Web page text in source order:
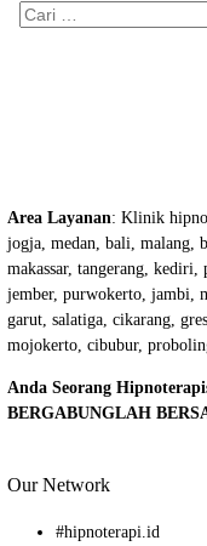
Cari
Area Layanan: Klinik
jogja, medan, bali, malang,
makassar, tangerang, kediri,
jember, purwokerto, jambi,
garut, salatiga, cikarang,
mojokerto, cibubur,
Anda Seorang
BERGABUNGLAH
Our Network
#hipnoterapi.id